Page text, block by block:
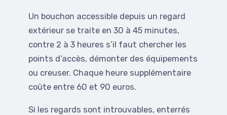
Un bouchon accessible depuis un regard
extérieur se traite en 30 à 45 minutes,
contre 2 à 3 heures s’il faut chercher les
points d’accès, démonter des équipements
ou creuser. Chaque heure supplémentaire
coûte entre 60 et 90 euros.
Si les regards sont introuvables, enterrés